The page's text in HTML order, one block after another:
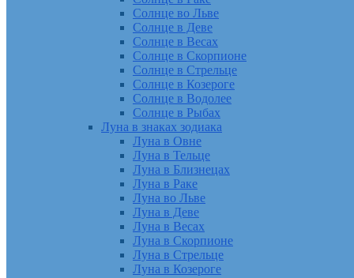
Солнце во Льве
Солнце в Деве
Солнце в Весах
Солнце в Скорпионе
Солнце в Стрельце
Солнце в Козероге
Солнце в Водолее
Солнце в Рыбах
Луна в знаках зодиака
Луна в Овне
Луна в Тельце
Луна в Близнецах
Луна в Раке
Луна во Льве
Луна в Деве
Луна в Весах
Луна в Скорпионе
Луна в Стрельце
Луна в Козероге